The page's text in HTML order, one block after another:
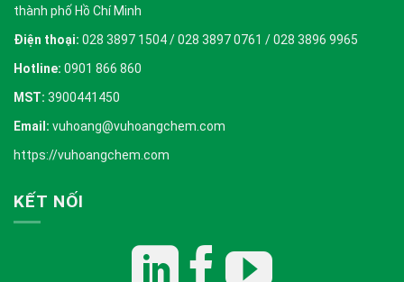
thành phố Hồ Chí Minh
Điện thoại: 028 3897 1504 / 028 3897 0761 / 028 3896 9965
Hotline: 0901 866 860
MST: 3900441450
Email: vuhoang@vuhoangchem.com
https://vuhoangchem.com
KẾT NỐI